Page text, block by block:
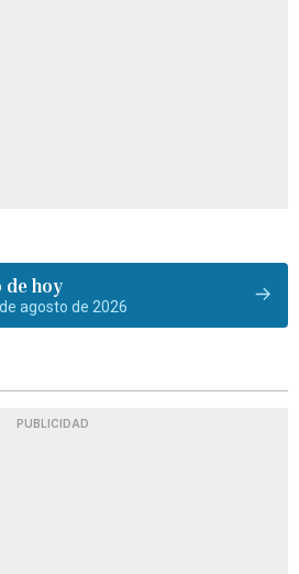
de hoy
agosto de 2026
PUBLICIDAD